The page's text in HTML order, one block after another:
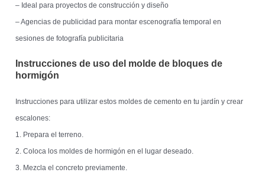
– Ideal para proyectos de construcción y diseño
– Agencias de publicidad para montar escenografía temporal en
sesiones de fotografía publicitaria
Instrucciones de uso del molde de bloques de
hormigón
Instrucciones para utilizar estos moldes de cemento en tu jardín y crear
escalones:
1. Prepara el terreno.
2. Coloca los moldes de hormigón en el lugar deseado.
3. Mezcla el concreto previamente.